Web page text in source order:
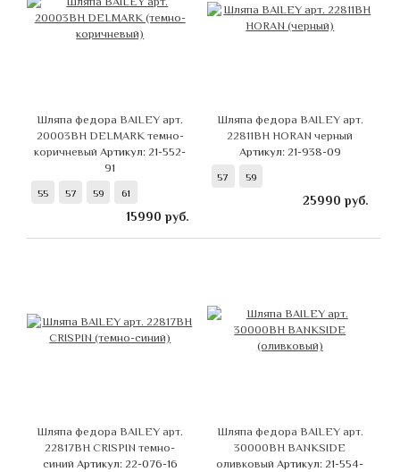
Шляпа федора BAILEY арт.
20003BH DELMARK темно-
коричневыйАртикул: 21-552-
91
55 57 59 61
15990 руб.
Шляпа федора BAILEY арт.
22811BH HORAN черный
Артикул: 21-938-09
57 59
25990 руб.
Шляпа федора BAILEY арт.
22817BH CRISPIN темно-
синий Артикул: 22-076-16
Шляпа федора BAILEY арт.
30000BH BANKSIDE
оливковыйАртикул: 21-554-